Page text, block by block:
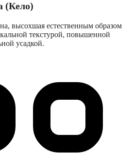
(Кело)
высохшая естественным образом
текстурой, повышенной
усадкой.